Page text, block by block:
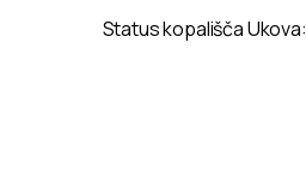
Status kopališča Ukova: